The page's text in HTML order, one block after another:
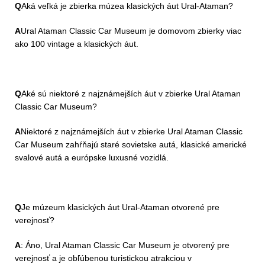
QAká veľká je zbierka múzea klasických áut Ural-Ataman?
AUral Ataman Classic Car Museum je domovom zbierky viac
ako 100 vintage a klasických áut.
QAké sú niektoré z najznámejších áut v zbierke Ural Ataman
Classic Car Museum?
ANiektoré z najznámejších áut v zbierke Ural Ataman Classic
Car Museum zahŕňajú staré sovietske autá, klasické americké
svalové autá a európske luxusné vozidlá.
QJe múzeum klasických áut Ural-Ataman otvorené pre
verejnosť?
A: Áno, Ural Ataman Classic Car Museum je otvorený pre
verejnosť a je obľúbenou turistickou atrakciou v